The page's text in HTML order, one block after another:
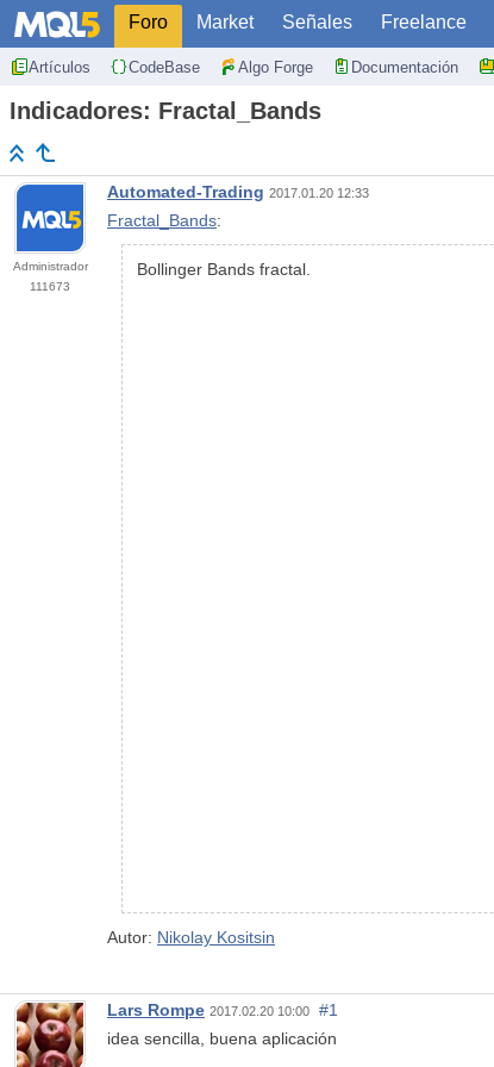
Foro Market Señales Freelance
Artículos CodeBase Algo Forge Documentación
Indicadores: Fractal_Bands
Administrador
111673
Automated-Trading 2017.01.20 12:33
Fractal_Bands:
Bollinger Bands fractal.
Autor: Nikolay Kositsin
Lars Rompe 2017.02.20 10:00
#1
idea sencilla, buena aplicación